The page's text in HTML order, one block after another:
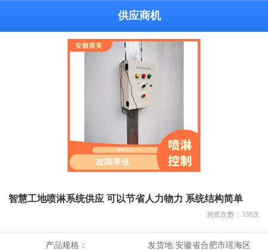
供应商机
智慧工地喷淋系统供应 可以节省人力物力 系统结构简单
浏览次数： 338次
产品规格： 发货地:安徽省合肥市瑶海区